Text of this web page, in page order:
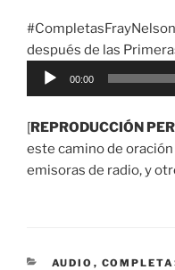
después de las
Reproductor
00:00
[REPRODUCCIÓN
este camino de
emisoras de radio, y
CATEGORÍAS
AUDIO ,